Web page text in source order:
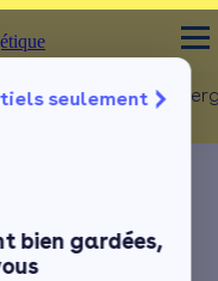
seulement
bien gardées,
Presse
Rénovation
Murs